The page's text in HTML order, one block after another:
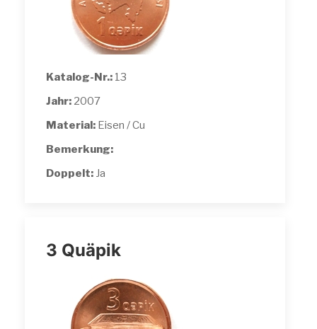
Katalog-Nr.: 13
Jahr: 2007
Material: Eisen / Cu
Bemerkung:
Doppelt: Ja
3 Quäpik